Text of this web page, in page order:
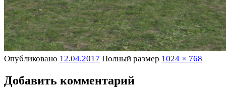
Опубликовано 12.04.2017 Полный размер 1024 × 768
Добавить комментарий